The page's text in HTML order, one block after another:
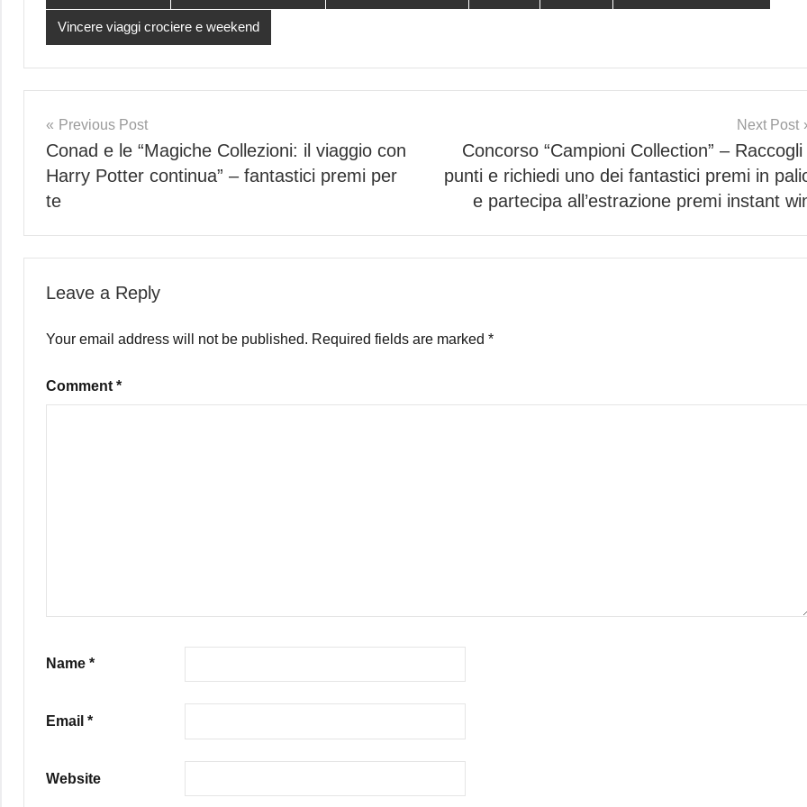
Vincere viaggi crociere e weekend
Post
navigation
Previous Post
Conad e le “Magiche Collezioni: il viaggio con
Harry Potter continua” – fantastici premi per
te
Next Post
Concorso “Campioni Collection” – Raccogli
punti e richiedi uno dei fantastici premi in
e partecipa all’estrazione premi instant
Leave a Reply
Your email address will not be published. Required fields are marked *
Comment *
Name *
Email *
Website